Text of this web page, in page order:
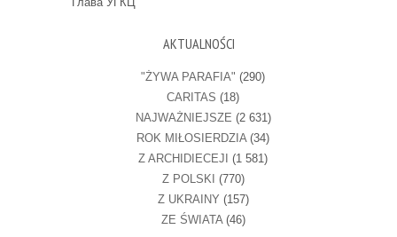
AKTUALNOŚCI
"ŻYWA PARAFIA" (290)
CARITAS (18)
NAJWAŻNIEJSZE (2 631)
ROK MIŁOSIERDZIA (34)
Z ARCHIDIECEJI (1 581)
Z POLSKI (770)
Z UKRAINY (157)
ZE ŚWIATA(46)